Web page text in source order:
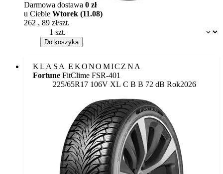
Dostępność:
Darmowa dostawa 0 zł
u Ciebie Wtorek (11.08)
262 , 89 zł/szt.
Do koszyka
KLASA EKONOMICZNA
Fortune FitClime FSR-401
225/65R17 106V XL Etykieta:
C B B 72 dB Rok2026